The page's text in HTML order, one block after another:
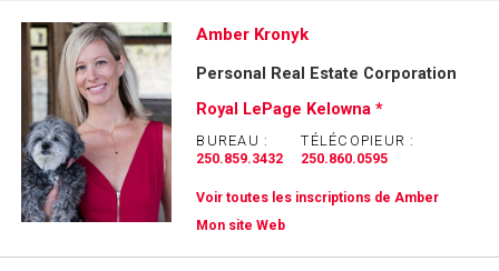
Amber Kronyk
Personal Real Estate Corporation
Royal LePage Kelowna *
BUREAU :
250.859.3432
TÉLÉCOPIEUR :
250.860.0595
Voir toutes les inscriptions de Amber
Mon site Web